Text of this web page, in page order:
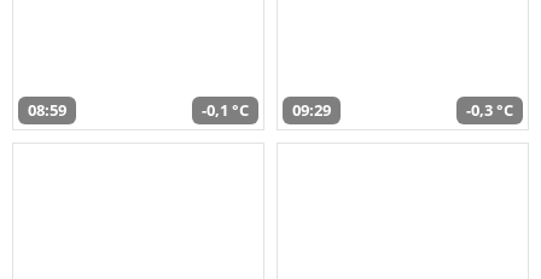
08:59 -0,1 °C 09:29 -0,3 °C